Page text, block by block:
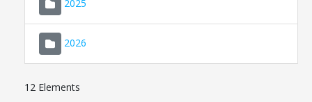
2025
2026
12 Elements